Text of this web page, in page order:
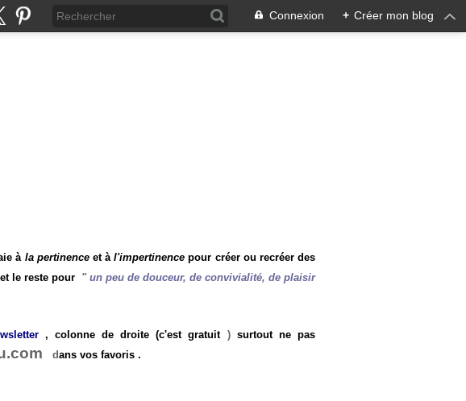
Connexion + Créer mon blog
à la pertinenceet àl'impertinence pour créer ou recréer des
le reste pour "un peu de douceur, de convivialité, de plaisir
, colonne de droite (c'est gratuit) surtout ne pas
dans vos favoris .